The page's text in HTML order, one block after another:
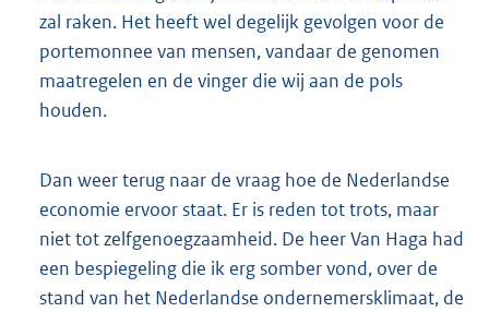
zal raken. Het heeft wel degelijk gevolgen voor de
portemonnee van mensen, vandaar de genomen
maatregelen en de vinger die wij aan de pols
houden.
Dan weer terug naar de vraag hoe de Nederlandse
economie ervoor staat. Er is reden tot trots, maar
niet tot zelfgenoegzaamheid. De heer Van Haga had
een bespiegeling die ik erg somber vond, over de
stand van het Nederlandse ondernemersklimaat, de